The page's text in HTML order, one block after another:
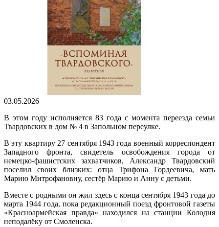
03.05.2026
В этом году исполняется 83 года с момента переезда семьи
Твардовских в дом № 4 в Запольном переулке.
В эту квартиру 27 сентября 1943 года военный корреспондент
Западного фронта, свидетель освобождения города от
немецко-фашистских захватчиков, Александр Твардовский
поселил своих близких: отца Трифона Гордеевича, мать
Марию Митрофановну, сестёр Марию и Анну с детьми.
Вместе с родными он жил здесь с конца сентября 1943 года до
марта 1944 года, пока редакционный поезд фронтовой газеты
«Красноармейская правда» находился на станции Колодня
неподалёку от Смоленска.